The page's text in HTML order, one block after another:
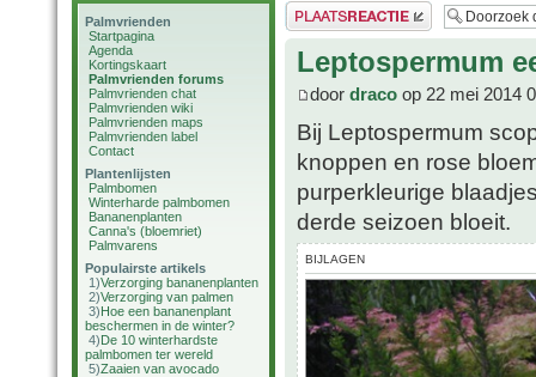
Palmvrienden
Startpagina
Agenda
Kortingskaart
Palmvrienden forums
Palmvrienden chat
Palmvrienden wiki
Palmvrienden maps
Palmvrienden label
Contact
Plantenlijsten
Palmbomen
Winterharde palmbomen
Bananenplanten
Canna's (bloemriet)
Palmvarens
Populairste artikels
1)Verzorging bananenplanten
2)Verzorging van palmen
3)Hoe een bananenplant
beschermen in de winter?
4)De 10 winterhardste
palmbomen ter wereld
5)Zaaien van avocado
Plaats een reactie
Leptospermum
door draco op 22 mei 2014
Bij Leptospermum
knoppen en rose
purperkleurige
derde seizoen bloeit.
BIJLAGEN